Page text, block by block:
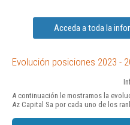
Acceda a toda la
Evolución posiciones 2023 -
A continuación le mostramos la
Az Capital Sa por cada uno de los